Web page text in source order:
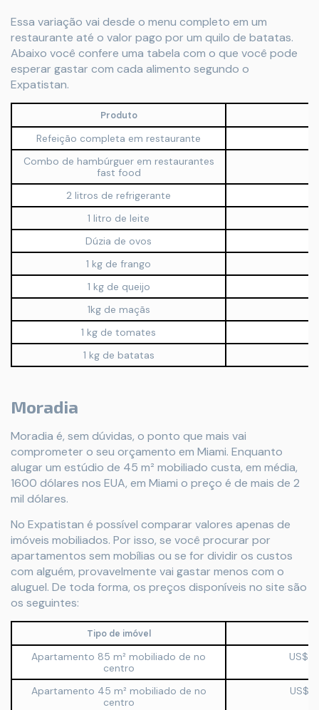
Essa variação vai desde o menu completo em um
restaurante até o valor pago por um quilo de batatas.
Abaixo você confere uma tabela com o que você pode
esperar gastar com cada alimento segundo o
Expatistan.
Produto
Refeição completa em restaurante
Combo de hambúrguer em restaurantes
fast food
2 litros de refrigerante
1 litro de leite
Dúzia de ovos
1 kg de frango
1 kg de queijo
1kg de maçãs
1 kg de tomates
1 kg de batatas
Moradia
Moradia é, sem dúvidas, o ponto que mais vai
comprometer o seu orçamento em Miami. Enquanto
alugar um estúdio de 45 m² mobiliado custa, em média,
1600 dólares nos EUA, em Miami o preço é de mais de 2
mil dólares.
No Expatistan é possível comparar valores apenas de
imóveis mobiliados. Por isso, se você procurar por
apartamentos sem mobílias ou se for dividir os custos
com alguém, provavelmente vai gastar menos com o
aluguel. De toda forma, os preços disponíveis no site são
os seguintes:
Tipo de imóvel
Apartamento 85 m² mobiliado de no
centro
US$
Apartamento 45 m² mobiliado de no
centro
US$